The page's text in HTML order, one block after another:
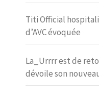
Titi Official
d’AVC évoquée
La_Urrrr est de
dévoile son